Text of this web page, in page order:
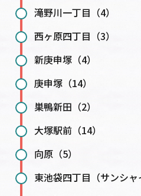
滝野川一丁目（4）
西ヶ原四丁目（3）
新庚申塚（4）
庚申塚（14）
巣鴨新田（2）
大塚駅前（14）
向原（5）
東池袋四丁目（サンシャ